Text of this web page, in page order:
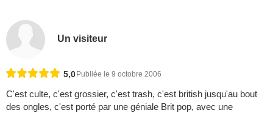
Un visiteur
5,0 Publiée le 9 octobre 2006
C'est culte, c'est grossier, c'est trash, c'est british jusqu'au bout
des ongles, c'est porté par une géniale Brit pop, avec une